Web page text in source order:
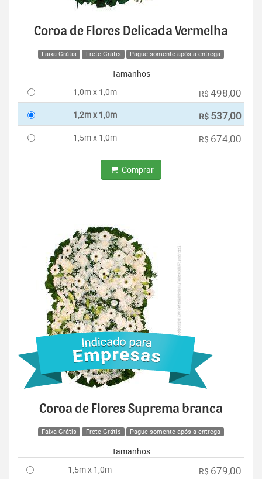
Coroa de Flores Delicada Vermelha
Faixa Grátis Frete Grátis Pague somente após a entrega
Tamanhos
1,0m x 1,0m
R$ 498,00
1,2m x 1,0m R$ 537,00
1,5m x 1,0m R$ 674,00
Comprar
Coroa de Flores Suprema branca
Faixa Grátis Frete Grátis Pague somente após a entrega
Tamanhos
1,5m x 1,0m
R$ 679,00